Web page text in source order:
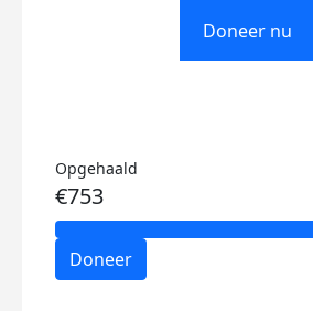
Doneer nu
Opgehaald
€753
Doneer